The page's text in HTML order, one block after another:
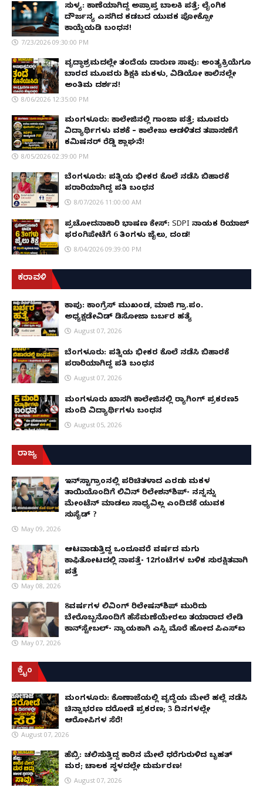
ಸುಳ್ಯ: ಕಾಣೆಯಾಗಿದ್ದ ಅಪ್ರಾಪ್ತ ಬಾಲಕಿ ಪತ್ತೆ; ಲೈಂಗಿಕ
ದೌರ್ಜನ್ಯ ಎಸಗಿದ ಕಡಬದ ಯುವಕ ಪೋಕ್ಸೋ
ಕಾಯ್ದೆಯಡಿ ಬಂಧನ!
7/23/2026 09:30:00 PM
ವೃದ್ಧಾಶ್ರಮದಲ್ಲೇ ತಂದೆಯ ದಾರುಣ ಸಾವು: ಅಂತ್ಯಕ್ರಿಯೆಗೂ
ಬಾರದ ಮೂವರು ಶಿಕ್ಷಕಿ ಮಕಳು, ವಿಡಿಯೋ ಕಾಲಿನಲ್ಲೇ
ಅಂತಿಮ ದರ್ಶನ!
8/06/2026 12:35:00 PM
ಮಂಗಳೂರು: ಕಾಲೇಜಿನಲ್ಲಿ ಗಾಂಜಾ ಪತ್ತೆ; ಮೂವರು
ವಿದ್ಯಾರ್ಥಿಗಳು ವಶಕ್ಕೆ – ಕಾಲೇಜು ಆಡಳಿತದ ತಪಾಸಣೆಗೆ
ಕಮಿಷನರ್ ರೆಡ್ಡಿ ಶ್ಲಾಘನೆ!
8/05/2026 02:39:00 PM
ಬೆಂಗಳೂರು: ಪತ್ನಿಯ ಭೀಕರ ಕೊಲೆ ನಡೆಸಿ ಬಿಹಾರಕ್ಕೆ
ಪರಾರಿಯಾಗಿದ್ದ ಪತಿ ಬಂಧನ
8/07/2026 11:00:00 AM
ಪ್ರಚೋದನಾಕಾರಿ ಭಾಷಣ ಕೇಸ್: SDPI ನಾಯಕ ರಿಯಾಜ್
ಫರಂಗಿಪೇಟೆಗೆ 6 ತಿಂಗಳು ಜೈಲು, ದಂಡ!
8/04/2026 09:39:00 PM
ಕರಾವಳಿ
ಕಾಪು: ಕಾಂಗ್ರೆಸ್ ಮುಖಂಡ, ಮಾಜಿ ಗ್ರಾ.ಪಂ.
ಅಧ್ಯಕ್ಷಡೇವಿಡ್ ಡಿಸೋಜಾ ಬರ್ಬರ ಹತ್ಯೆ
August 07, 2026
ಬೆಂಗಳೂರು: ಪತ್ನಿಯ ಭೀಕರ ಕೊಲೆ ನಡೆಸಿ ಬಿಹಾರಕ್ಕೆ
ಪರಾರಿಯಾಗಿದ್ದ ಪತಿ ಬಂಧನ
August 07, 2026
ಮಂಗಳೂರು ಖಾಸಗಿ ಕಾಲೇಜಿನಲ್ಲಿ ರ‌್ಯಾಗಿಂಗ್ ಪ್ರಕರಣ5
ಮಂದಿ ವಿದ್ಯಾರ್ಥಿಗಳು ಬಂಧನ
August 05, 2026
ರಾಜ್ಯ
ಇನ್​ಸ್ಟಾಗ್ರಾಂನಲ್ಲಿ ಪರಿಚಿತಳಾದ ಎರಡು ಮಕ್ಕಳ
ತಾಯಿಯೊಂದಿಗೆ ಲಿವಿನ್ ರಿಲೇಶನ್​ಶಿಪ್- ನನ್ನನ್ನು
ಮೇಂಟೆನ್ ಮಾಡಲು ಸಾಧ್ಯವಿಲ್ಲ ಎಂದಿದಕ್ಕೆ ಯುವಕ
ಸುಸೈಡ್ ?
May 09, 2026
ಆಟವಾಡುತ್ತಿದ್ದ ಒಂದೂವರೆ ವರ್ಷದ ಮಗು
ಕಾಫಿತೋಟದಲ್ಲಿ ನಾಪತ್ತೆ- 12ಗಂಟೆಗಳ ಬಳಿಕ ಸುರಕ್ಷಿತವಾಗಿ
ಪತ್ತೆ
May 08, 2026
8ವರ್ಷಗಳ ಲಿವಿಂಗ್‌ ರಿಲೇಷನ್‌ಶಿಪ್ ಮುರಿದು
ಬೇರೊಬ್ಬನೊಂದಿಗೆ ಹೆಸೆಮಣೆಯೇರಲು ತಯಾರಾದ ಲೇಡಿ
ಕಾನ್‌ಸ್ಟೇಬಲ್- ನ್ಯಾಯಕ್ಕಾಗಿ ಎಸ್ಪಿ ಮೊರೆ ಹೋದ ಪಿಎಸ್ಐ
May 07, 2026
ಕ್ರೈಂ
ಮಂಗಳೂರು: ಕೊಣಾಜೆಯಲ್ಲಿ ವೃದ್ಧೆಯ ಮೇಲೆ ಹಲ್ಲೆ ನಡೆಸಿ
ಚಿನ್ನಾಭರಣ ದರೋಡೆ ಪ್ರಕರಣ; 3 ದಿನಗಳಲ್ಲೇ
ಆರೋಪಿಗಳ ಸೆರೆ!
August 07, 2026
ಹೆಬ್ರಿ: ಚಲಿಸುತ್ತಿದ್ದ ಕಾರಿನ ಮೇಲೆ ಧರೆಗುರುಳಿದ ಬೃಹತ್
ಮರ; ಚಾಲಕ ಸ್ಥಳದಲ್ಲೇ ದುರ್ಮರಣ!
August 07, 2026